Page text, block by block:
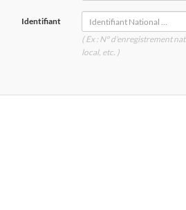
Identifiant
( Ex : N° d'enregistrement
local, etc. )